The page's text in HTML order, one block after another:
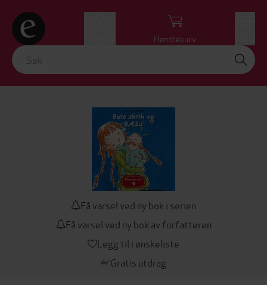
Handlekurv
Få varsel ved ny bok i serien
Få varsel ved ny bok av forfatteren
Legg til i ønskeliste
Gratis utdrag